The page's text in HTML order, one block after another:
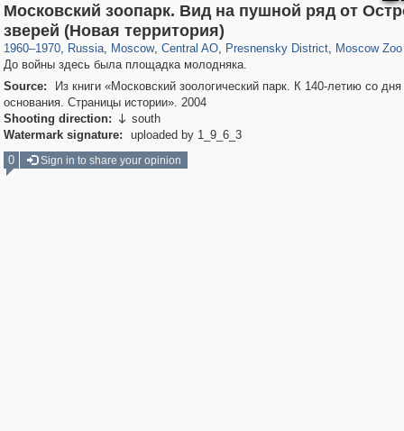
Московский зоопарк. Вид на пушной ряд от
зверей (Новая территория)
1960–1970, Russia
1,405,939 29,243
, Moscow
319,716 8,286
, Central AO
159,930 5,916
, Presnensky District
13,323
, Moscow Zoo
До войны здесь была площадка молодняка.
Source:
Из книги «Московский зоологический парк. К 140-летию со дня
основания. Страницы истории». 2004
Shooting direction:  south
Watermark signature:
uploaded by 1_9_6_3
0
Sign in to share your opinion